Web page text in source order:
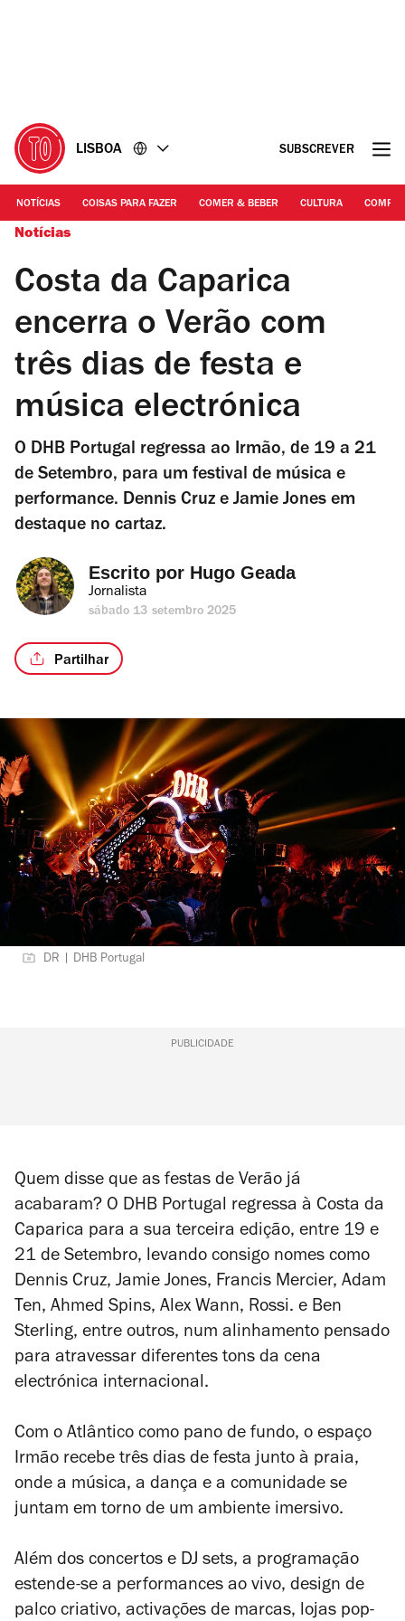
LISBOA SUBSCREVER
NOTÍCIAS COISAS PARA FAZER COMER & BEBER CULTURA
Notícias
Costa da Caparica
encerra o Verão com
três dias de festa e
música electrónica
O DHB Portugal regressa ao Irmão, de 19 a 21
de Setembro, para um festival de música e
performance. Dennis Cruz e Jamie Jones em
destaque no cartaz.
Escrito por Hugo Geada
Jornalista
sábado 13 setembro 2025
Partilhar
DR | DHB Portugal
PUBLICIDADE
Quem disse que as festas de Verão já
acabaram? O DHB Portugal regressa à Costa da
Caparica para a sua terceira edição, entre 19 e
21 de Setembro, levando consigo nomes como
Dennis Cruz, Jamie Jones, Francis Mercier, Adam
Ten, Ahmed Spins, Alex Wann, Rossi. e Ben
Sterling, entre outros, num alinhamento pensado
para atravessar diferentes tons da cena
electrónica internacional.
Com o Atlântico como pano de fundo, o espaço
Irmão recebe três dias de festa junto à praia,
onde a música, a dança e a comunidade se
juntam em torno de um ambiente imersivo.
Além dos concertos e DJ sets, a programação
estende-se a performances ao vivo, design de
palco criativo, activações de marcas, lojas pop-